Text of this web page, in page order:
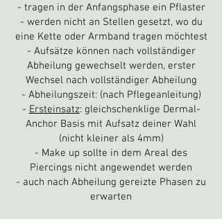
- tragen in der Anfangsphase ein Pflaster
- werden nicht an Stellen gesetzt, wo du
eine Kette oder Armband tragen möchtest
- Aufsätze können nach vollständiger
Abheilung gewechselt werden, erster
Wechsel nach vollständiger Abheilung
- Abheilungszeit: (nach Pflegeanleitung)
- Ersteinsatz:gleichschenklige Dermal-
Anchor Basis mit Aufsatz deiner Wahl
(nicht kleiner als 4mm)
- Make up sollte in dem Areal des
Piercings nicht angewendet werden
- auch nach Abheilung gereizte Phasen zu
erwarten